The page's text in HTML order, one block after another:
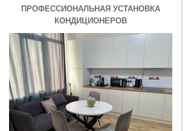
ПРОФЕССИОНАЛЬНАЯ УСТАНОВКА
КОНДИЦИОНЕРОВ